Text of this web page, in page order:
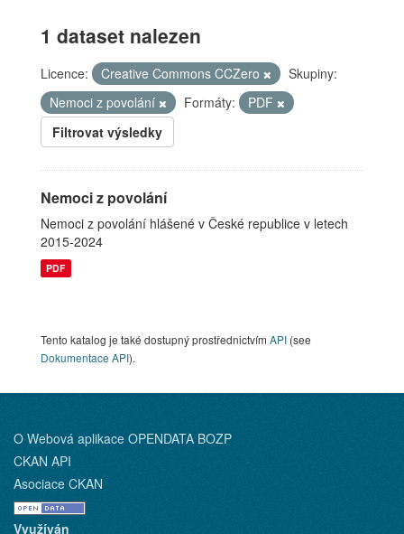
1 dataset nalezen
Licence: Creative Commons CCZero
Skupiny:
Nemoci z povolání
Formáty:
PDF
Filtrovat výsledky
Nemoci z povolání
Nemoci z povolání hlášené v České republice v letech
2015-2024
PDF
Tento katalog je také dostupný prostřednictvím API (see
Dokumentace API).
O Webová aplikace OPENDATA BOZP
CKAN API
Asociace CKAN
Využíván